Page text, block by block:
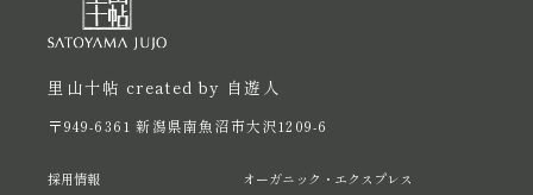
里山十帖 created by 自遊人
〒949-6361 新潟県南魚沼市大沢1209-6
採用情報 オーガニック・エクスプレス